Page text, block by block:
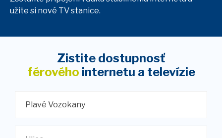
užite si nové TV stanice.
Zistite dostupnosť
férového internetu a televízie
Plavé Vozokany